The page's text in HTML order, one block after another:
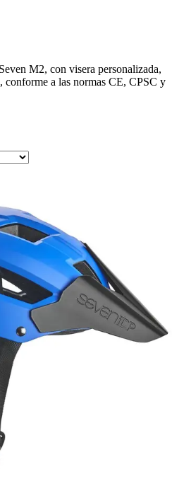
M2, con visera personalizada,
conforme a las normas CE, CPSC y